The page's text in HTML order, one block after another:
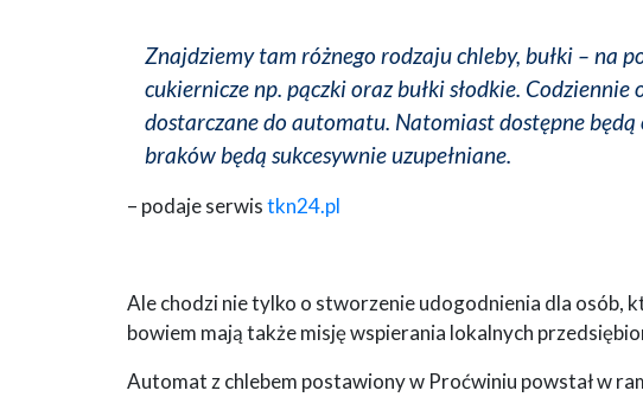
Znajdziemy tam różnego rodzaju chleby, bułki – na
cukiernicze np. pączki oraz bułki słodkie.
dostarczane do automatu. Natomiast dostępne będą
braków będą sukcesywnie uzupełniane.
– podaje serwistkn24.pl
Ale chodzi nie tylko o stworzenie udogodnienia dla osób,
bowiem mają także misję wspierania lokalnych
Automat z chlebem postawiony w Proćwiniu powstał w